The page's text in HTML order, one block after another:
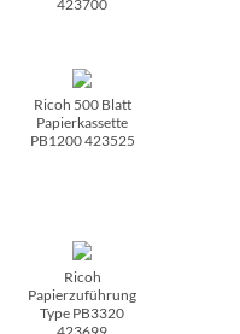
423700
Ricoh 500 Blatt
Papierkassette
PB1200 423525
Ricoh
Papierzuführung
Type PB3320